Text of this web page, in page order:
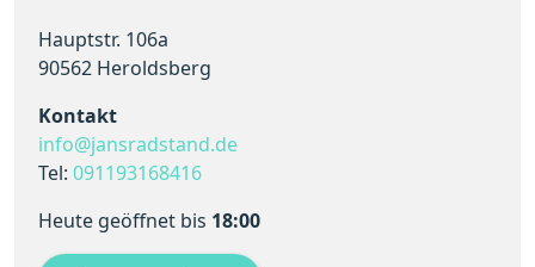
Hauptstr. 106a
90562 Heroldsberg
Kontakt
info@jansradstand.de
Tel: 091193168416
Heute geöffnet bis 18:00